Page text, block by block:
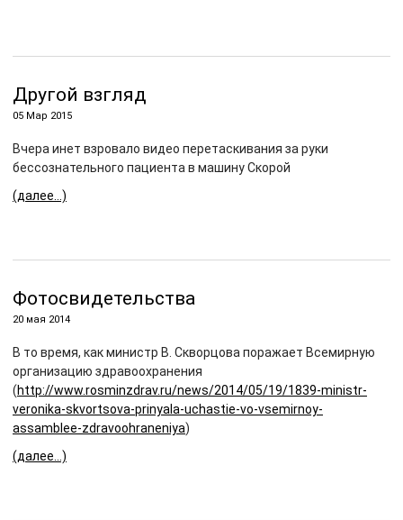
Другой взгляд
05 Мар 2015
Вчера инет взровало видео перетаскивания за руки
бессознательного пациента в машину Скорой
(далее…)
Фотосвидетельства
20 мая 2014
В то время, как министр В. Скворцова поражает Всемирную
организацию здравоохранения
(http://www.rosminzdrav.ru/news/2014/05/19/1839-ministr-
veronika-skvortsova-prinyala-uchastie-vo-vsemirnoy-
assamblee-zdravoohraneniya)
(далее…)